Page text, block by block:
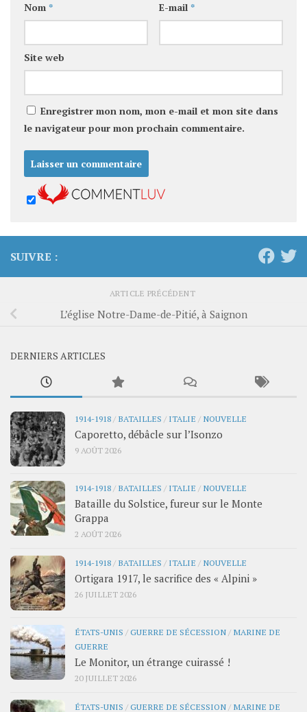
Nom * E-mail *
Site web
Enregistrer mon nom, mon e-mail et mon site dans
le navigateur pour mon prochain commentaire.
SUIVRE :
ARTICLE PRÉCÉDENT
L’église Notre-Dame-de-Pitié, à Saignon
DERNIERS ARTICLES
1914-1918/ BATAILLES / ITALIE / NOUVELLE
Caporetto, débâcle sur l’Isonzo
9 AOÛT 2026
1914-1918/ BATAILLES / ITALIE / NOUVELLE
Bataille du Solstice, fureur sur le Monte
Grappa
2 AOÛT 2026
1914-1918/ BATAILLES / ITALIE / NOUVELLE
Ortigara 1917, le sacrifice des « Alpini »
26 JUILLET 2026
ÉTATS-UNIS /GUERRE DE SÉCESSION/ MARINE DE
GUERRE
Le Monitor, un étrange cuirassé !
20 JUILLET 2026
ÉTATS-UNIS /GUERRE DE SÉCESSION/ MARINE DE